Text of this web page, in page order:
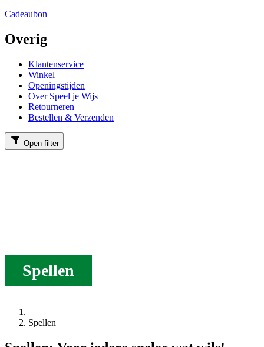
Cadeaubon
Overig
Klantenservice
Winkel
Openingstijden
Over Speel je Wijs
Retourneren
Bestellen & Verzenden
Open filter
Spellen
Spellen